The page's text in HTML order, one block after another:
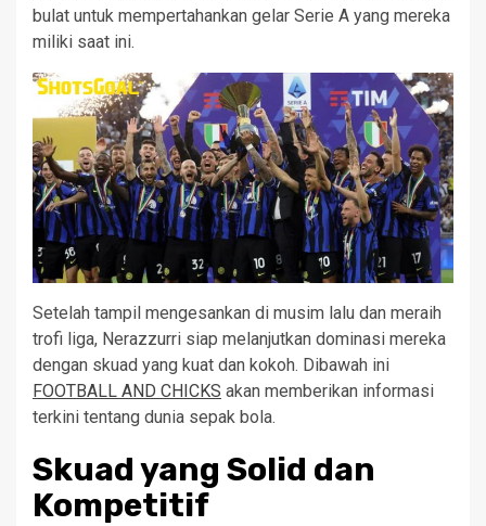
bulat untuk mempertahankan gelar Serie A yang mereka
miliki saat ini.
Setelah tampil mengesankan di musim lalu dan meraih
trofi liga, Nerazzurri siap melanjutkan dominasi mereka
dengan skuad yang kuat dan kokoh. Dibawah ini
FOOTBALL AND CHICKS akan memberikan informasi
terkini tentang dunia sepak bola.
Skuad yang Solid dan
Kompetitif